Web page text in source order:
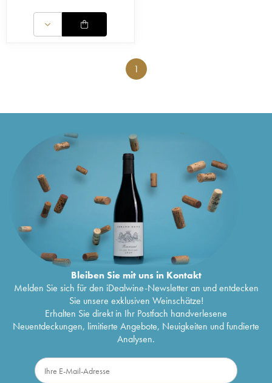
1
Bleiben Sie mit uns in Kontakt
Melden Sie sich für den iDealwine-Newsletter an und entdecken
Sie unsere exklusiven Weinschätze!
Erhalten Sie direkt in Ihr Postfach handverlesene
Neuentdeckungen, limitierte Angebote, Neuigkeiten und fundierte
Analysen.